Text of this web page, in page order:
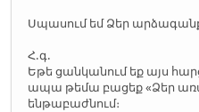
Սպասում եմ Ձեր
Հ.գ.
Եթե ցանկանում եք այս
ապա թեմա բացեք «Ձեր
ենթաբաժնում։